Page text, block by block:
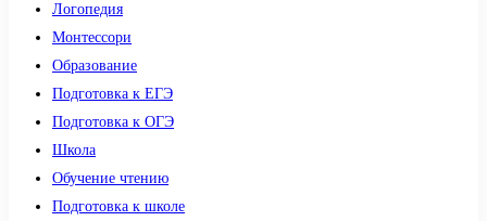
Логопедия
Монтессори
Образование
Подготовка к ЕГЭ
Подготовка к ОГЭ
Школа
Обучение чтению
Подготовка к школе